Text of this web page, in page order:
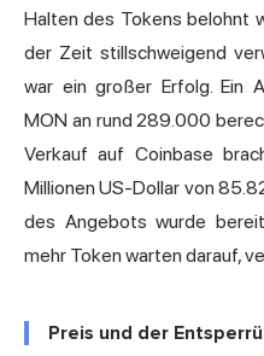
Halten des Tokens belohnt
der Zeit stillschweigend
war ein großer Erfolg. Ein
MON an rund 289.000
Verkauf auf Coinbase
Millionen US-Dollar von
des Angebots wurde
mehr Token warten darauf,
Preis und der